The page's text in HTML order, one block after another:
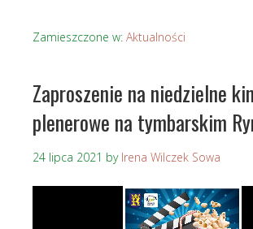
Zamieszczone w: Aktualności
Zaproszenie na niedzielne
plenerowe na tymbarskim
24 lipca 2021 by Irena Wilczek Sowa